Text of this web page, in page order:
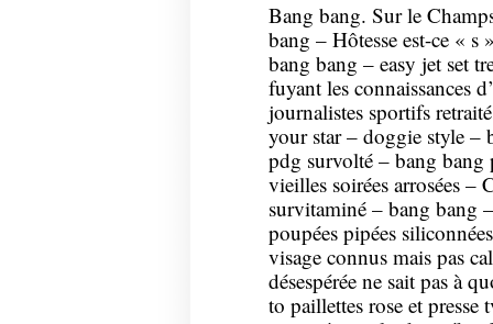
Bang bang. Sur le
bang – Hôtesse est-ce « s
bang bang – easy jet set
fuyant les connaissances
journalistes sportifs
your star – doggie style –
pdg survolté – bang bang
vieilles soirées arrosées –
survitaminé – bang bang
poupées pipées
visage connus mais pas
désespérée ne sait pas à
to paillettes rose et presse